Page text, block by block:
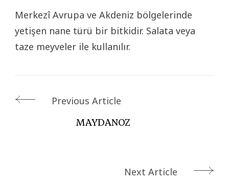
Merkezî Avrupa ve Akdeniz bölgelerinde
yetişen nane türü bir bitkidir. Salata veya
taze meyveler ile kullanılır.
Post
Navigation
Previous Article
MAYDANOZ
Next Article